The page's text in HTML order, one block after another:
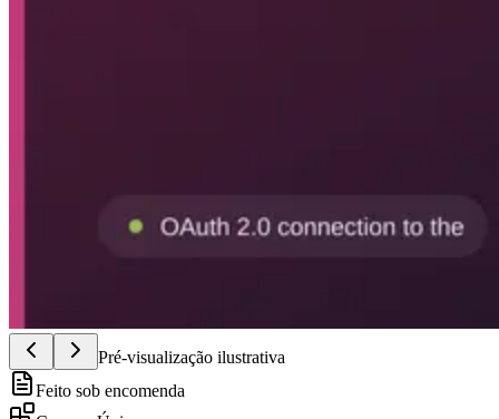
Pré-visualização ilustrativa
Feito sob encomenda